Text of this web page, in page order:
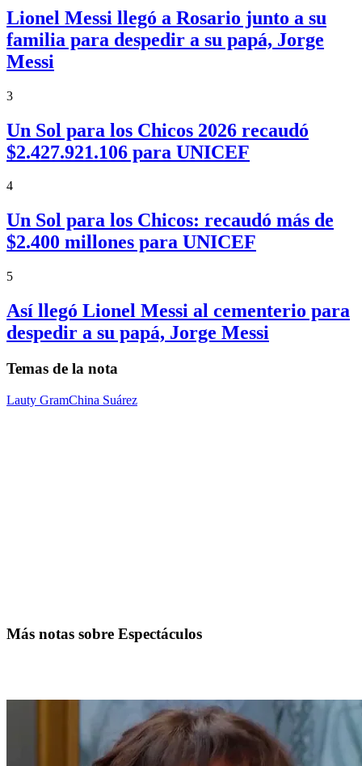
Lionel Messi llegó a Rosario junto a su
familia para despedir a su papá, Jorge
Messi
3
Un Sol para los Chicos 2026 recaudó
$2.427.921.106 para UNICEF
4
Un Sol para los Chicos: recaudó más de
$2.400 millones para UNICEF
5
Así llegó Lionel Messi al cementerio para
despedir a su papá, Jorge Messi
Temas de la nota
Lauty GramChina Suárez
Más notas sobre Espectáculos